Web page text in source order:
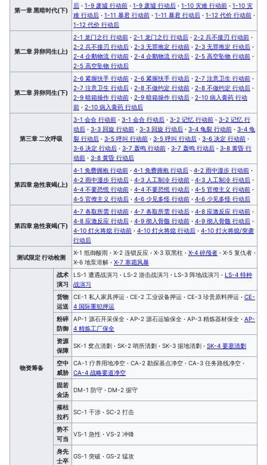
第一章 黑暗时代(下)
后 · 1-9 废墟 行动前 · 1-9 废墟 行动后 · 1-10 灾难 行动前 · 1-10 灾
难 行动后 · 1-11 暴君 行动前 · 1-11 暴君 行动后 · 1-12 代价 行动前 ·
1-12 代价 行动后
第二章 异卵同生(上)
2-1 龙门之行 行动前 · 2-1 龙门之行 行动后 · 2-2 兵不接刃 行动前 ·
2-2 兵不接刃 行动后 · 2-3 无罪推定 行动前 · 2-3 无罪推定 行动后 ·
2-4 企鹅物流 行动前 · 2-4 企鹅物流 行动后 · 2-5 高空坠物 行动前 ·
2-5 高空坠物 行动后
第二章 异卵同生(下)
2-6 紧握扶手 行动前 · 2-6 紧握扶手 行动后 · 2-7 注意卫生 行动前 ·
2-7 注意卫生 行动后 · 2-8 不做约定 行动前 · 2-8 不做约定 行动后 ·
2-9 暗箱操作 行动前 · 2-9 暗箱操作 行动后 · 2-10 病入膏药 行动
前 · 2-10 病入膏药 行动后
第三章 二次呼吸
3-1 会合 行动前 · 3-1 会合 行动后 · 3-2 记忆 行动前 · 3-2 记忆 行
动后 · 3-3 回旋 行动前 · 3-3 回旋 行动后 · 3-4 龟裂 行动前 · 3-4 龟
裂 行动后 · 3-5 呼叫 行动前 · 3-5 呼叫 行动后 · 3-6 决定 行动前 ·
3-6 决定 行动后 · 3-7 轰鸣 行动前 · 3-7 轰鸣 行动后 · 3-8 黄昏 行
动前 · 3-8 黄昏 行动后
第四章 急性衰竭(上)
4-1 免费拥抱 行动前 · 4-1 免费拥抱 行动后 · 4-2 雨中漫步 行动前 ·
4-2 雨中漫步 行动后 · 4-3 人工制冷 行动前 · 4-3 人工制冷 行动后 ·
4-4 不要恐慌 行动前 · 4-4 不要恐慌 行动后 · 4-5 官僚主义 行动前 ·
4-5 官僚主义 行动后 · 4-6 少见多怪 行动前 · 4-6 少见多怪 行动后
第四章 急性衰竭(下)
4-7 各取所需 行动前 · 4-7 各取所需 行动后 · 4-8 应激反应 行动前 ·
4-8 应激反应 行动后 · 4-9 彻入骨髓 行动前 · 4-9 彻入骨髓 行动后 ·
4-10 灯火将熄 行动前 · 4-10 灯火将熄 行动后 · 4-10 灯火将熄/突袭
行动后
测试限定 行动检测
X-1 抵御酸雨 · X-2 连锁反应 · X-3 双黑柱 · X-4 碎颅者 · X-5 复仇者 ·
X-6 地泵溶解 · X-7 寒霜风暴
物资筹备
战术
演习
LS-1 遭遇战演习 · LS-2 游击战演习 · LS-3 阵地战演习 · LS-4 特种
战演习
货物
运送
CE-1 私人家具押运 · CE-2 工业设备押运 · CE-3 珍贵原料押运 · CE-
4 国际重犯押运
粉碎
防御
AP-1 源石开采保全 · AP-2 源石运输保全 · AP-3 精炼器材保全 · AP-
4 精炼工厂保全
资源
保障
SK-1 窝点清剿 · SK-2 哨所清剿 · SK-3 据地清剿 · SK-4 要塞清剿
空中
威胁
CA-1 疗养用地净空 · CA-2 勘探基点净空 · CA-3 任务路线净空 ·
CA-4 战略要道净空
固若
金汤
DM-1 防守 · DM-2 据守
摧枯
拉朽
SC-1 干涉 · SC-2 打击
势不
可当
VS-1 急性 · VS-2 冲锋
身先
士卒
GS-1 突破 · GS-2 猛攻